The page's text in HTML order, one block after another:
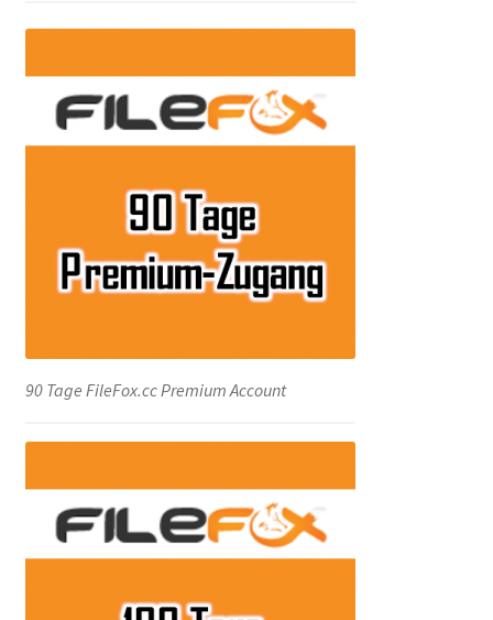
90 Tage FileFox.cc Premium Account